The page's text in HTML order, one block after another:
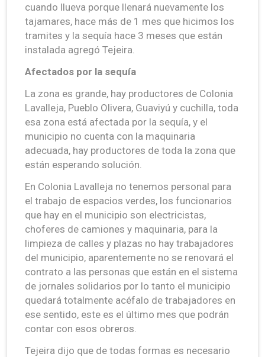
cuando llueva porque llenará nuevamente los
tajamares, hace más de 1 mes que hicimos los
tramites y la sequía hace 3 meses que están
instalada agregó Tejeira.
Afectados por la sequía
La zona es grande, hay productores de Colonia
Lavalleja, Pueblo Olivera, Guaviyú y cuchilla, toda
esa zona está afectada por la sequía, y el
municipio no cuenta con la maquinaria
adecuada, hay productores de toda la zona que
están esperando solución.
En Colonia Lavalleja no tenemos personal para
el trabajo de espacios verdes, los funcionarios
que hay en el municipio son electricistas,
choferes de camiones y maquinaria, para la
limpieza de calles y plazas no hay trabajadores
del municipio, aparentemente no se renovará el
contrato a las personas que están en el sistema
de jornales solidarios por lo tanto el municipio
quedará totalmente acéfalo de trabajadores en
ese sentido, este es el último mes que podrán
contar con esos obreros.
Tejeira dijo que de todas formas es necesario